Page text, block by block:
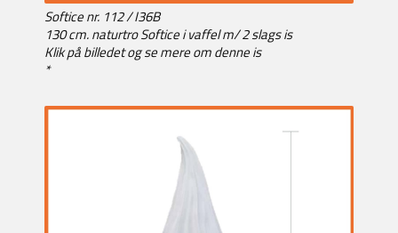
Softice nr. 112 / I36B
130 cm. naturtro Softice i vaffel m/ 2 slags is
Klik på billedet og se mere om denne is
*